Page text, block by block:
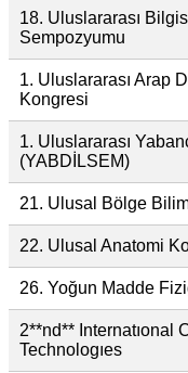
18. Uluslararası
Sempozyumu
1. Uluslararası Arap
Kongresi
1. Uluslararası
(YABDİLSEM)
21. Ulusal Bölge
22. Ulusal Anatomi
26. Yoğun Madde
2**nd** Internatıonal
Technologıes